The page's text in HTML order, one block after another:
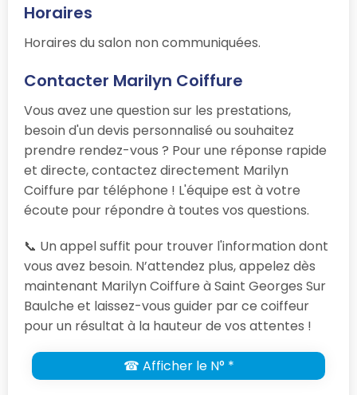
Horaires
Horaires du salon non communiquées.
Contacter Marilyn Coiffure
Vous avez une question sur les prestations,
besoin d'un devis personnalisé ou souhaitez
prendre rendez-vous ? Pour une réponse rapide
et directe, contactez directement Marilyn
Coiffure par téléphone ! L'équipe est à votre
écoute pour répondre à toutes vos questions.
📞 Un appel suffit pour trouver l'information dont
vous avez besoin. N’attendez plus, appelez dès
maintenant Marilyn Coiffure à Saint Georges Sur
Baulche et laissez-vous guider par ce coiffeur
pour un résultat à la hauteur de vos attentes !
☎ Afficher le N° *